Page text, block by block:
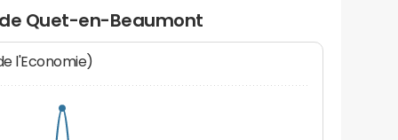
Quet-en-Beaumont
l'Economie)